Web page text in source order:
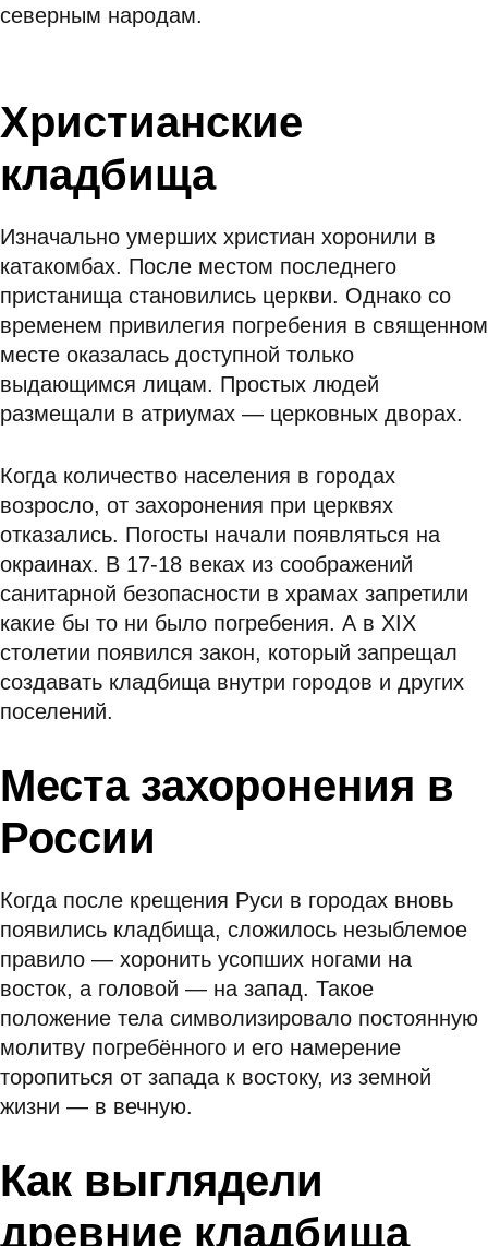
северным народам.
Христианские
кладбища
Изначально умерших христиан хоронили в
катакомбах. После местом последнего
пристанища становились церкви. Однако со
временем привилегия погребения в священном
месте оказалась доступной только
выдающимся лицам. Простых людей
размещали в атриумах — церковных дворах.
Когда количество населения в городах
возросло, от захоронения при церквях
отказались. Погосты начали появляться на
окраинах. В 17-18 веках из соображений
санитарной безопасности в храмах запретили
какие бы то ни было погребения. А в XIX
столетии появился закон, который запрещал
создавать кладбища внутри городов и других
поселений.
Места захоронения в
России
Когда после крещения Руси в городах вновь
появились кладбища, сложилось незыблемое
правило — хоронить усопших ногами на
восток, а головой — на запад. Такое
положение тела символизировало постоянную
молитву погребённого и его намерение
торопиться от запада к востоку, из земной
жизни — в вечную.
Как выглядели
древние кладбища